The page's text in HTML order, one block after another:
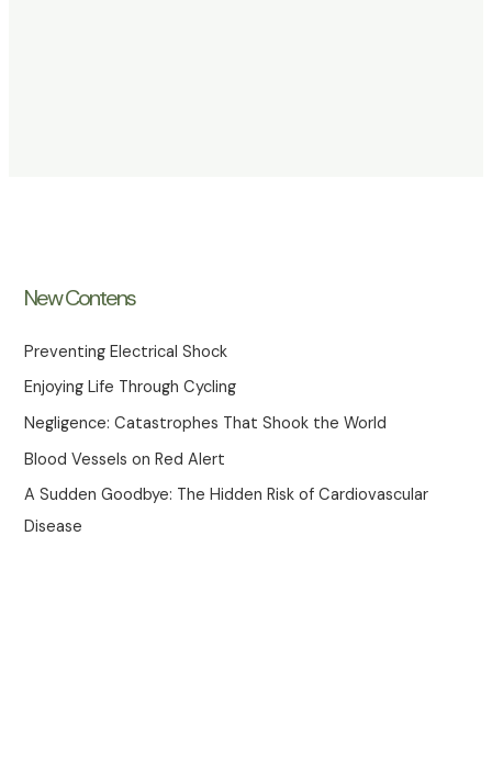
New Contens
Preventing Electrical Shock
Enjoying Life Through Cycling
Negligence: Catastrophes That Shook the World
Blood Vessels on Red Alert
A Sudden Goodbye: The Hidden Risk of Cardiovascular
Disease